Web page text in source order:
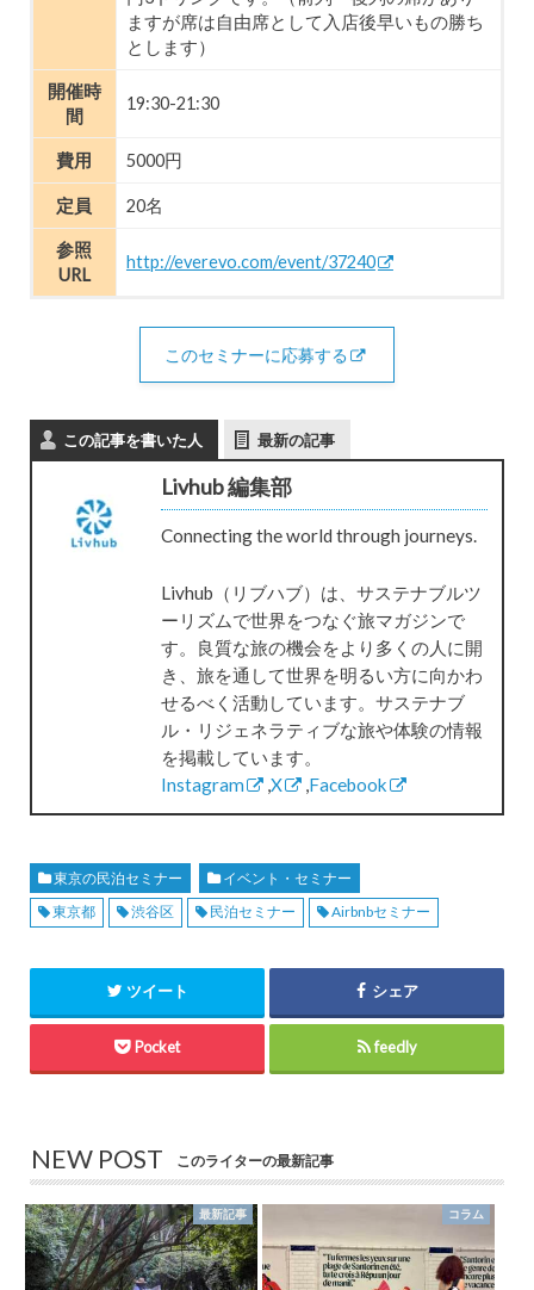
ますが席は自由席として入店後早いもの勝ち
とします）
開催時
間
19:30-21:30
費用 5000円
定員 20名
参照
URL
http://everevo.com/event/37240
このセミナーに応募する
この記事を書いた人 最新の記事
Livhub 編集部
Connecting the world through journeys.
Livhub（リブハブ）は、サステナブルツ
ーリズムで世界をつなぐ旅マガジンで
す。良質な旅の機会をより多くの人に開
き、旅を通して世界を明るい方に向かわ
せるべく活動しています。サステナブ
ル・リジェネラティブな旅や体験の情報
を掲載しています。
Instagram
X Facebook
東京の民泊セミナー
イベント・セミナー
東京都
渋谷区 民泊セミナー Airbnbセミナー
ツイート シェア
Pocket feedly
NEW POST このライターの最新記事
最新記事 コラム